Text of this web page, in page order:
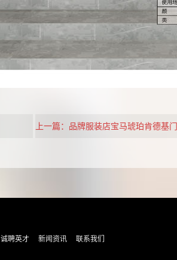
上一篇：品牌服装店宝马琥珀肯德基门
诚聘英才 新闻资讯
联系我们